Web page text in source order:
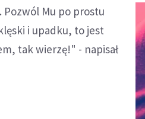
Pozwól Mu po prostu
i upadku, to jest
tak wierzę!" - napisał